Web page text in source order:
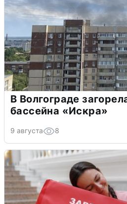
В Волгограде
бассейна «Искра»
9 августа 8